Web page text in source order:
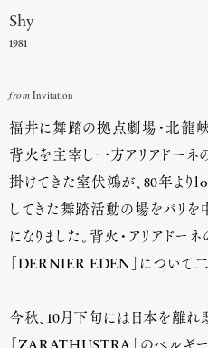
Shy
1981
from Invitation
福井に舞踏の拠点劇場・北龍峡
背火を主宰し一方アリアドーネ
掛けてきた室伏鴻が、80年より
してきた舞踏活動の場をパリを
になりました。背火・アリアドー
「DERNIER EDEN」について
今秋、10月下旬には日本を離れ